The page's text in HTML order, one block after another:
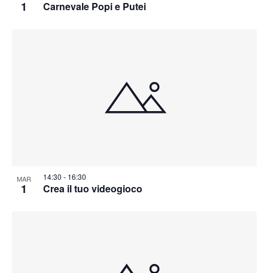
1 Carnevale Popi e Putei
MAR
1 Crea il tuo videogioco
14:30 - 16:30